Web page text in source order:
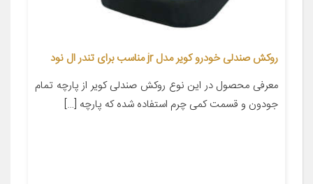
روکش صندلی خودرو کویر مدل jr مناسب برای تندر ال نود
معرفی محصول در این نوع روکش صندلی کویر از پارچه تمام
جودون و قسمت کمی چرم استفاده شده که پارچه […]